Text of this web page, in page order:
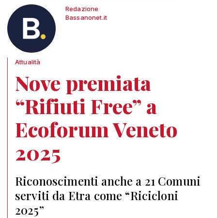
Redazione
Bassanonet.it
Attualità
Nove premiata
“Rifiuti Free” a
Ecoforum Veneto
2025
Riconoscimenti anche a 21 Comuni
serviti da Etra come “Ricicloni
2025”